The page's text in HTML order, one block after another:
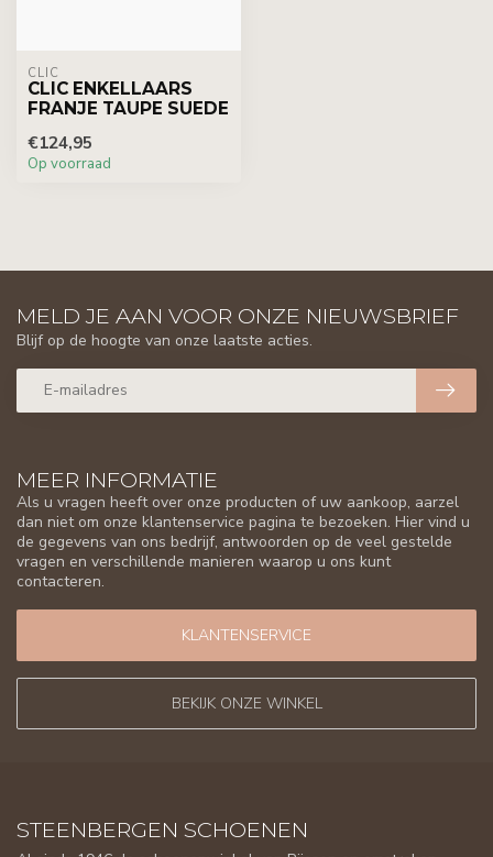
CLIC
CLIC ENKELLAARS
FRANJE TAUPE SUEDE
€124,95
Op voorraad
MEER INFORMATIE
Als u vragen heeft over onze producten of uw aankoop, aarzel
dan niet om onze klantenservice pagina te bezoeken. Hier vind u
de gegevens van ons bedrijf, antwoorden op de veel gestelde
vragen en verschillende manieren waarop u ons kunt
contacteren.
KLANTENSERVICE
BEKIJK ONZE WINKEL
MELD JE AAN VOOR ONZE NIEUWSBRIEF
Blijf op de hoogte van onze laatste acties.
STEENBERGEN SCHOENEN